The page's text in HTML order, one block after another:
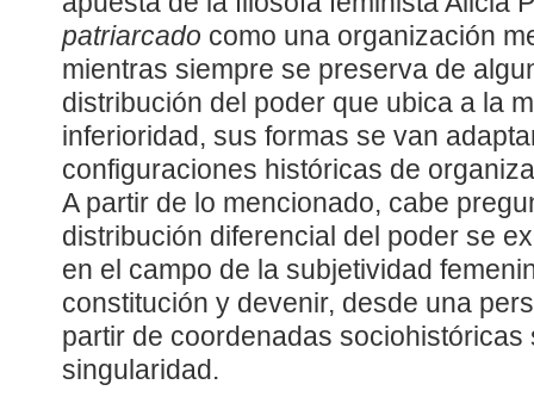
patriarcado como una organización
mientras siempre se preserva de
distribución del poder que ubica a la
inferioridad, sus formas se van
configuraciones históricas de
A partir de lo mencionado, cabe
distribución diferencial del poder se
en el campo de la subjetividad
constitución y devenir, desde una
partir de coordenadas
singularidad.